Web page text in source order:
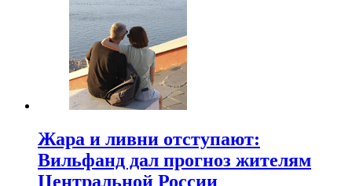
Жара и ливни отступают:
Вильфанд дал прогноз жителям
Центральной России